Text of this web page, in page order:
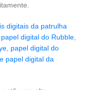
digitais da patrulha
papel digital do Rubble
papel digital do
papel digital da